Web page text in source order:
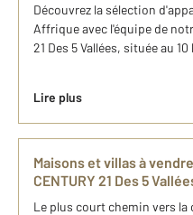
Découvrez la sélection
Affrique avec l'équipe de
21 Des 5 Vallées, située au
Lire plus
Maisons et villas à
CENTURY 21 Des 5
Le plus court chemin vers